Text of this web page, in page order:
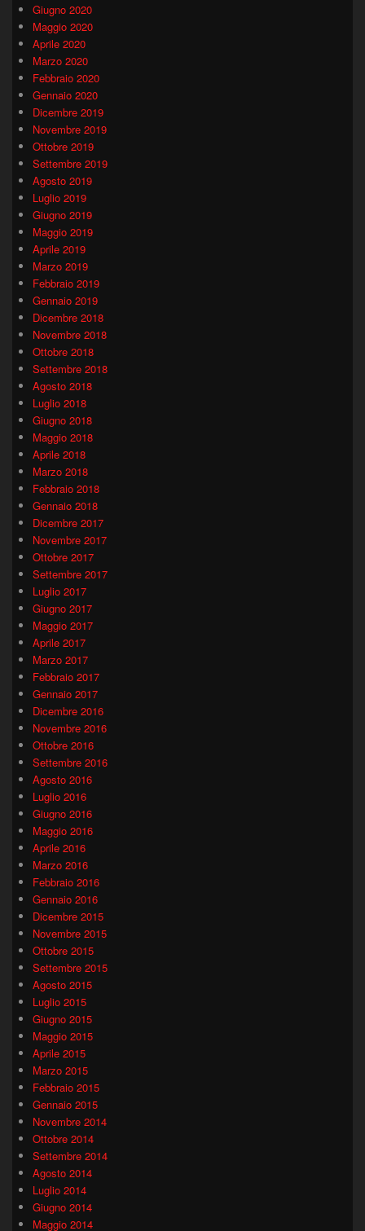
Giugno 2020
Maggio 2020
Aprile 2020
Marzo 2020
Febbraio 2020
Gennaio 2020
Dicembre 2019
Novembre 2019
Ottobre 2019
Settembre 2019
Agosto 2019
Luglio 2019
Giugno 2019
Maggio 2019
Aprile 2019
Marzo 2019
Febbraio 2019
Gennaio 2019
Dicembre 2018
Novembre 2018
Ottobre 2018
Settembre 2018
Agosto 2018
Luglio 2018
Giugno 2018
Maggio 2018
Aprile 2018
Marzo 2018
Febbraio 2018
Gennaio 2018
Dicembre 2017
Novembre 2017
Ottobre 2017
Settembre 2017
Luglio 2017
Giugno 2017
Maggio 2017
Aprile 2017
Marzo 2017
Febbraio 2017
Gennaio 2017
Dicembre 2016
Novembre 2016
Ottobre 2016
Settembre 2016
Agosto 2016
Luglio 2016
Giugno 2016
Maggio 2016
Aprile 2016
Marzo 2016
Febbraio 2016
Gennaio 2016
Dicembre 2015
Novembre 2015
Ottobre 2015
Settembre 2015
Agosto 2015
Luglio 2015
Giugno 2015
Maggio 2015
Aprile 2015
Marzo 2015
Febbraio 2015
Gennaio 2015
Novembre 2014
Ottobre 2014
Settembre 2014
Agosto 2014
Luglio 2014
Giugno 2014
Maggio 2014